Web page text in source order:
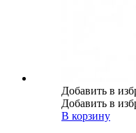
Добавить в
Добавить в
В корзину